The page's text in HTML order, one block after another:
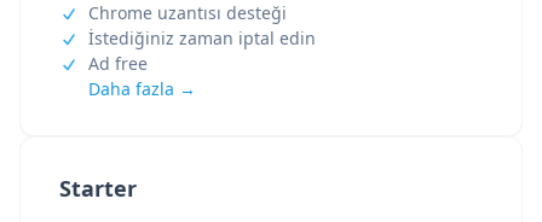
Starter
Chrome uzantısı desteği
İstediğiniz zaman iptal edin
Ad free
Daha fazla →